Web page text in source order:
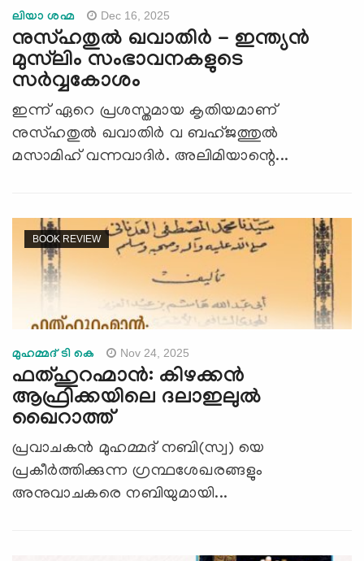
ലിയാ ശഹ്മ Dec 16, 2025
നുസ്ഹതുൽ ഖവാതിർ - ഇന്ത്യന്‍
മുസ്‍ലിം സംഭാവനകളുടെ
സര്‍വ്വകോശം
ഇന്ന് ഏറെ പ്രശസ്തമായ കൃതിയമാണ്
നുസ്ഹതുൽ ഖവാതിർ വ ബഹ്ജത്തുൽ
മസാമിഹ് വന്നവാദിർ. അലിമിയാന്റെ...
BOOK REVIEW
മുഹമ്മദ് ടി കെ Nov 24, 2025
ഫത്ഹുറഹ്മാൻ: കിഴക്കൻ
ആഫ്രിക്കയിലെ ദലാഇലുൽ
ഖൈറാത്ത്
പ്രവാചകൻ മുഹമ്മദ് നബി(സ്വ) യെ
പ്രകീർത്തിക്കുന്ന ഗ്രന്ഥശേഖരങ്ങളും
അനുവാചകരെ നബിയുമായി...